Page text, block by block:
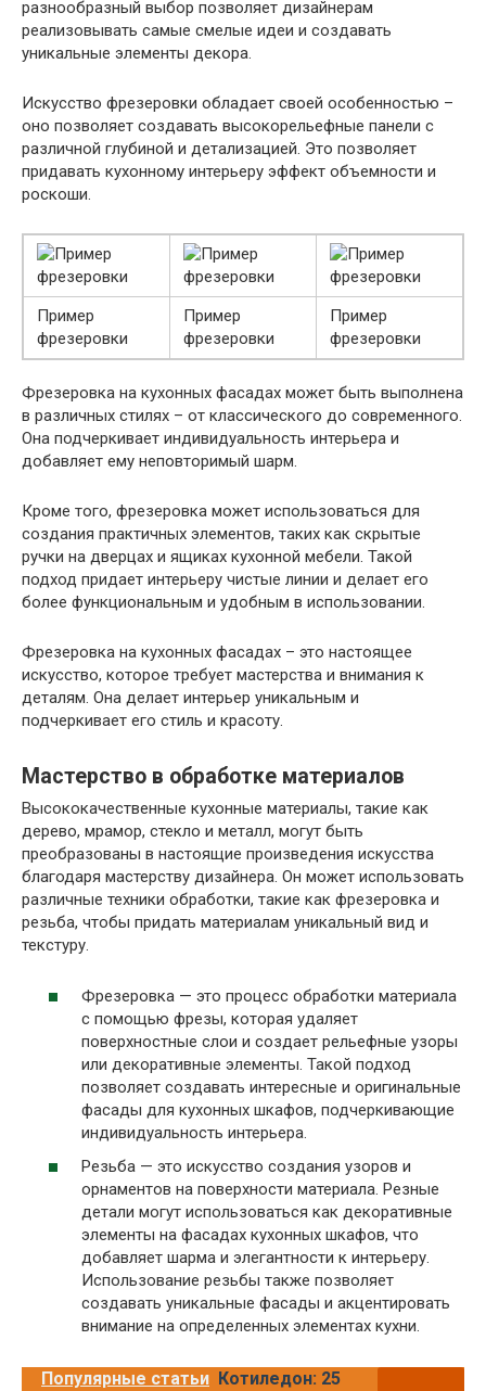
разнообразный выбор позволяет дизайнерам
реализовывать самые смелые идеи и создавать
уникальные элементы декора.
Искусство фрезеровки обладает своей особенностью –
оно позволяет создавать высокорельефные панели с
различной глубиной и детализацией. Это позволяет
придавать кухонному интерьеру эффект объемности и
роскоши.
Пример
фрезеровки
Пример
фрезеровки
Пример
фрезеровки
Фрезеровка на кухонных фасадах может быть выполнена
в различных стилях – от классического до современного.
Она подчеркивает индивидуальность интерьера и
добавляет ему неповторимый шарм.
Кроме того, фрезеровка может использоваться для
создания практичных элементов, таких как скрытые
ручки на дверцах и ящиках кухонной мебели. Такой
подход придает интерьеру чистые линии и делает его
более функциональным и удобным в использовании.
Фрезеровка на кухонных фасадах – это настоящее
искусство, которое требует мастерства и внимания к
деталям. Она делает интерьер уникальным и
подчеркивает его стиль и красоту.
Мастерство в обработке материалов
Высококачественные кухонные материалы, такие как
дерево, мрамор, стекло и металл, могут быть
преобразованы в настоящие произведения искусства
благодаря мастерству дизайнера. Он может использовать
различные техники обработки, такие как фрезеровка и
резьба, чтобы придать материалам уникальный вид и
текстуру.
Фрезеровка — это процесс обработки материала
с помощью фрезы, которая удаляет
поверхностные слои и создает рельефные узоры
или декоративные элементы. Такой подход
позволяет создавать интересные и оригинальные
фасады для кухонных шкафов, подчеркивающие
индивидуальность интерьера.
Резьба — это искусство создания узоров и
орнаментов на поверхности материала. Резные
детали могут использоваться как декоративные
элементы на фасадах кухонных шкафов, что
добавляет шарма и элегантности к интерьеру.
Использование резьбы также позволяет
создавать уникальные фасады и акцентировать
внимание на определенных элементах кухни.
Популярные статьи Котиледон: 25